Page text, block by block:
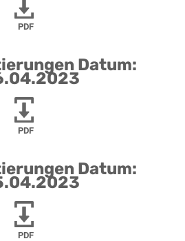
PDF
Datum:
PDF
Datum:
PDF